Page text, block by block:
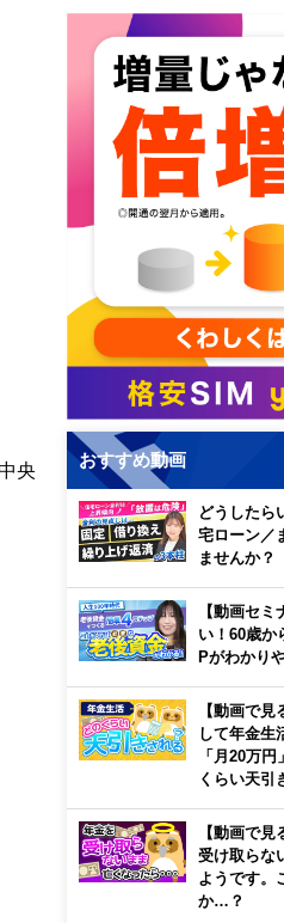
央
おすすめ動画
どうしたら
宅ローン／
ませんか？
【動画セ
い！60歳か
Pがわかり
【動画で見
して年金生
「月20万
くらい天引
【動画で見
受け取らな
ようです。
か…？